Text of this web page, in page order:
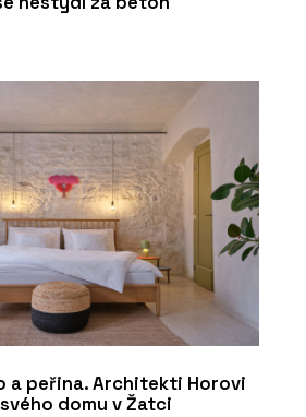
a peřina. Architekti Horovi
domu v Žatci